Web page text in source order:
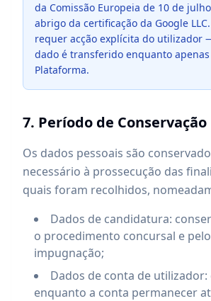
da Comissão Europeia de 10 de
abrigo da certificação da Google
requer acção explícita do utilizador
dado é transferido enquanto
Plataforma.
7. Período de Conservação
Os dados pessoais são
necessário à prossecução das
quais foram recolhidos,
Dados de candidatura:
o procedimento concursal e
impugnação;
Dados de conta de utilizador:
enquanto a conta permanecer